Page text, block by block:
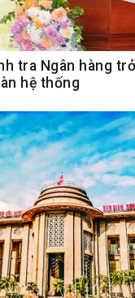
tra Ngân hàng
hệ thống